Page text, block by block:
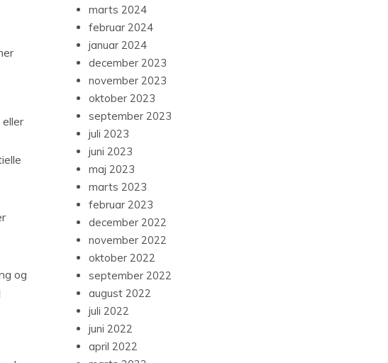
og
marts 2024
februar 2024
januar 2024
december 2023
november 2023
oktober 2023
september 2023
juli 2023
juni 2023
maj 2023
marts 2023
februar 2023
december 2022
november 2022
oktober 2022
september 2022
august 2022
juli 2022
juni 2022
april 2022